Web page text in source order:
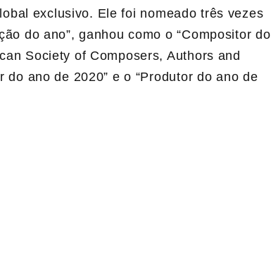
exclusivo. Ele foi nomeado três vezes
do ano”, ganhou como o “Compositor do
Society of Composers, Authors and
ano de 2020” e o “Produtor do ano de